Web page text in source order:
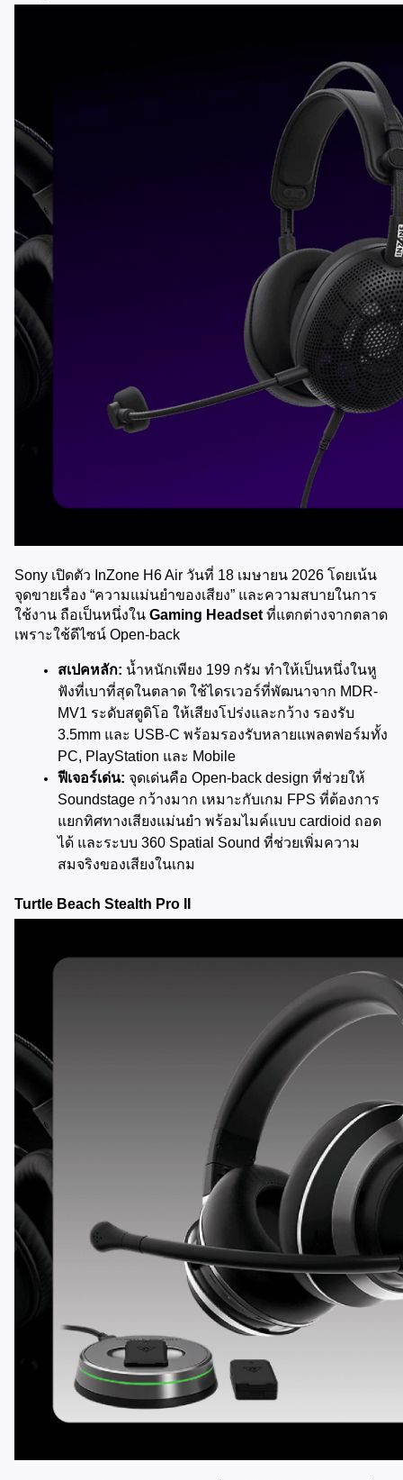
Sony เปิดตัว InZone H6 Air วันที่ 18 เมษายน 2026 โดยเน้น
จุดขายเรื่อง “ความแม่นยำของเสียง” และความสบายในการ
ใช้งาน ถือเป็นหนึ่งใน Gaming Headset ที่แตกต่างจากตลาด
เพราะใช้ดีไซน์ Open-back
สเปคหลัก: น้ำหนักเพียง 199 กรัม ทำให้เป็นหนึ่งในหู
ฟังที่เบาที่สุดในตลาด ใช้ไดรเวอร์ที่พัฒนาจาก MDR-
MV1 ระดับสตูดิโอ ให้เสียงโปร่งและกว้าง รองรับ
3.5mm และ USB-C พร้อมรองรับหลายแพลตฟอร์มทั้ง
PC, PlayStation และ Mobile
ฟีเจอร์เด่น: จุดเด่นคือ Open-back design ที่ช่วยให้
Soundstage กว้างมาก เหมาะกับเกม FPS ที่ต้องการ
แยกทิศทางเสียงแม่นยำ พร้อมไมค์แบบ cardioid ถอด
ได้ และระบบ 360 Spatial Sound ที่ช่วยเพิ่มความ
สมจริงของเสียงในเกม
Turtle Beach Stealth Pro II